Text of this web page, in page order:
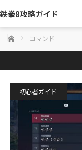
鉄拳8攻略ガイド
ホーム コマンド
初心者ガイド